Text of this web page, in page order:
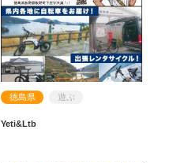
徳島県 遊ぶ
Yeti&Ltb